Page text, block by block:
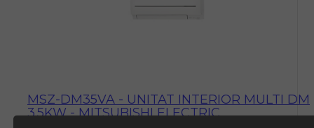
MSZ-DM35VA - UNITAT INTERIOR MULTI DM
3.5KW - MITSUBISHI ELECTRIC